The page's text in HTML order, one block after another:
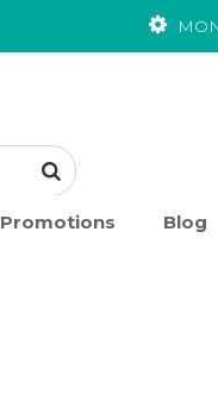
Promotions Blog